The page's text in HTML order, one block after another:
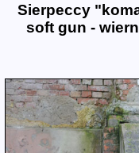
Sierpeccy
soft gun -